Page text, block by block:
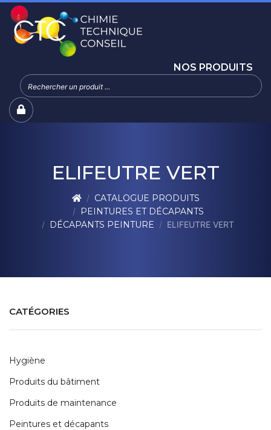
NOS PRODUITS
ELIFEUTRE VERT
CATALOGUE PRODUITS
PEINTURES ET DÉCAPANTS
DÉCAPANTS PEINTURE
ELIFEUTRE VERT
CATÉGORIES
Hygiène
Produits du bâtiment
Produits de maintenance
Peintures et décapants